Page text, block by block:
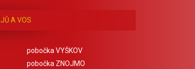
A VOS
pobočka VYŠKOV
pobočka ZNOJMO